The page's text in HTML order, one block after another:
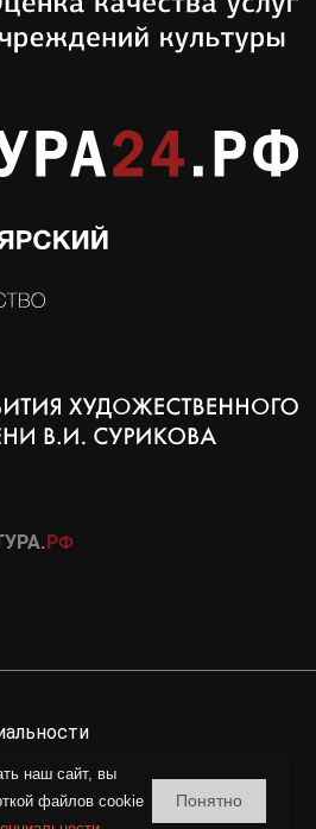
материалов сайта
наш сайт, вы
файлов cookie
Понятно